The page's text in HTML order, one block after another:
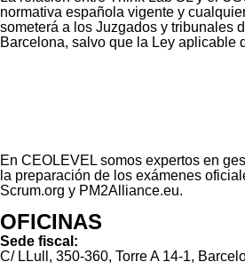
normativa española vigente y
someterá a los Juzgados y tribunales
Barcelona, salvo que la Ley aplicable
En CEOLEVEL somos expertos en
la preparación de los exámenes
Scrum.org y PM2Alliance.eu.
OFICINAS
Sede fiscal:
C/ LLull, 350-360, Torre A 14-1,